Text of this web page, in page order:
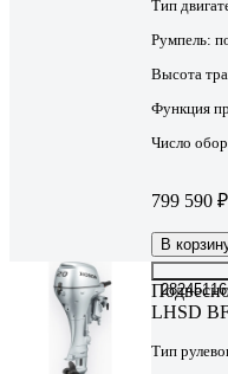
Тип
Румпель:
Высота
Функция
Число
799 590 ₽
В
28245116
LHSD
Тип